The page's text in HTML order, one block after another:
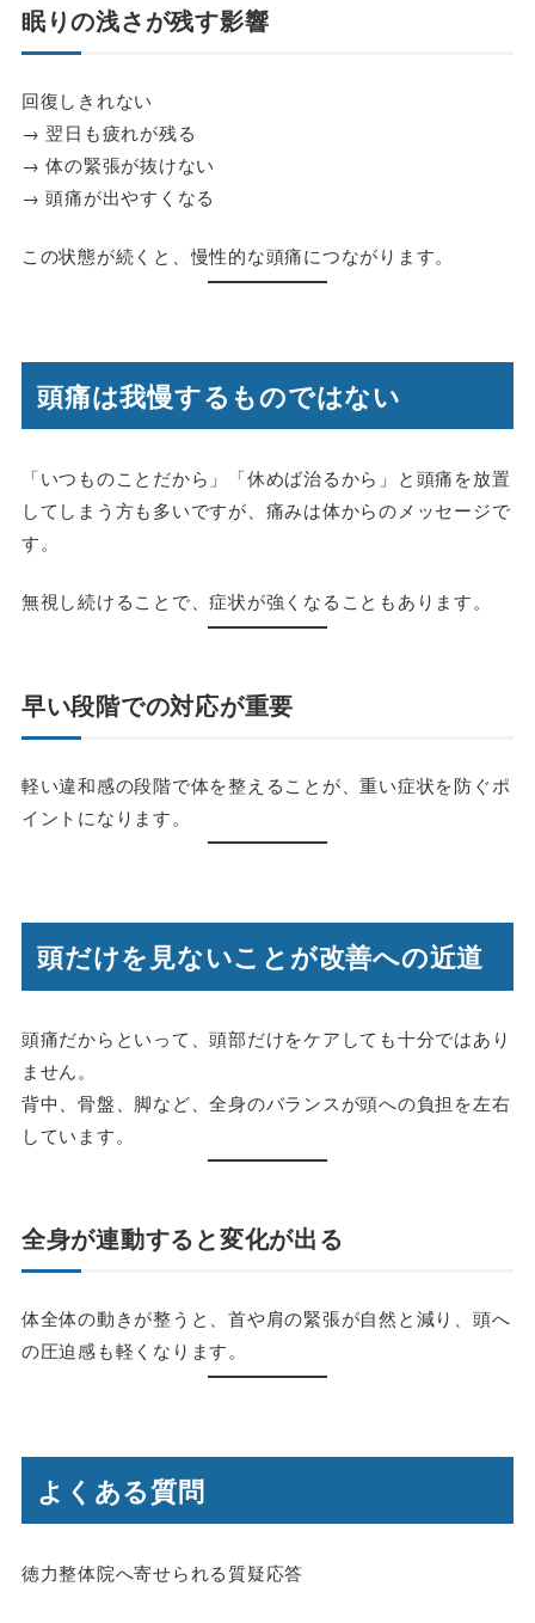
眠りの浅さが残す影響
回復しきれない
→ 翌日も疲れが残る
→ 体の緊張が抜けない
→ 頭痛が出やすくなる
この状態が続くと、慢性的な頭痛につながります。
頭痛は我慢するものではない
「いつものことだから」「休めば治るから」と頭痛を放置
してしまう方も多いですが、痛みは体からのメッセージで
す。
無視し続けることで、症状が強くなることもあります。
早い段階での対応が重要
軽い違和感の段階で体を整えることが、重い症状を防ぐポ
イントになります。
頭だけを見ないことが改善への近道
頭痛だからといって、頭部だけをケアしても十分ではあり
ません。
背中、骨盤、脚など、全身のバランスが頭への負担を左右
しています。
全身が連動すると変化が出る
体全体の動きが整うと、首や肩の緊張が自然と減り、頭へ
の圧迫感も軽くなります。
よくある質問
徳力整体院へ寄せられる質疑応答